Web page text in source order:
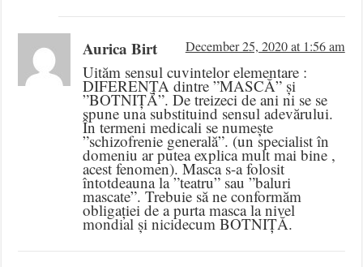
Aurica Birt December 25, 2020 at 1:56 am
Uităm sensul cuvintelor elementare :
DIFERENȚA dintre ”MASCĂ” și
”BOTNIȚĂ”. De treizeci de ani ni se se
spune una substituind sensul adevărului.
În termeni medicali se numește
”schizofrenie generală”. (un specialist în
domeniu ar putea explica mult mai bine ,
acest fenomen). Masca s-a folosit
întotdeauna la ”teatru” sau ”baluri
mascate”. Trebuie să ne conformăm
obligației de a purta masca la nivel
mondial și nicidecum BOTNIȚĂ.